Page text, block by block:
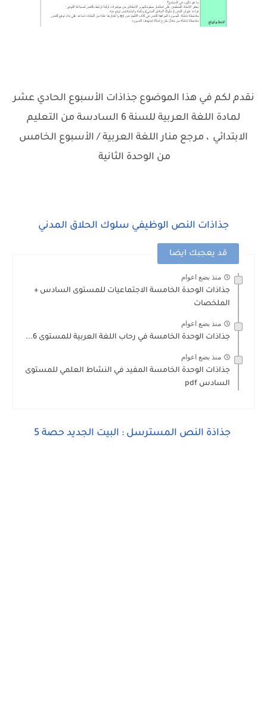
نقدم لكم في هذا الموضوع جذاذات الأسبوع الحادي عشر
لمادة اللغة العربية للسنة 6 السادسة من التعليم
الابتدائي ، مرجع منار اللغة العربية / الأسبوع الخامس
من الوحدة الثانية
جذاذات النص الوظيفي سلوك الحلاق المدني
قد يعجبك ايضا
منذ بضع اعوام
جذاذات الوحدة الخامسة الاجتماعيات للمستوى السادس +
الملخصات
منذ بضع اعوام
جذاذات الوحدة الخامسة في رحاب اللغة العربية للمستوى 6...
منذ بضع اعوام
جذاذات الوحدة الخامسة المفيد في النشاط العلمي للمستوى
السادس pdf
جذاذة النص المسترسل : البيت الجديد حصة 5